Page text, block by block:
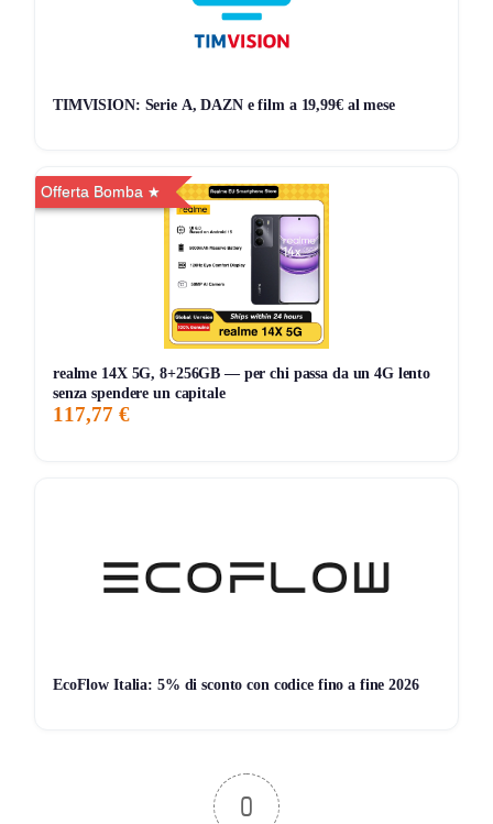
TIMVISION: Serie A, DAZN e film a 19,99€ al mese
Offerta Bomba
realme 14X 5G, 8+256GB — per chi passa da un 4G lento
senza spendere un capitale
117,77 €
EcoFlow Italia: 5% di sconto con codice fino a fine 2026
0